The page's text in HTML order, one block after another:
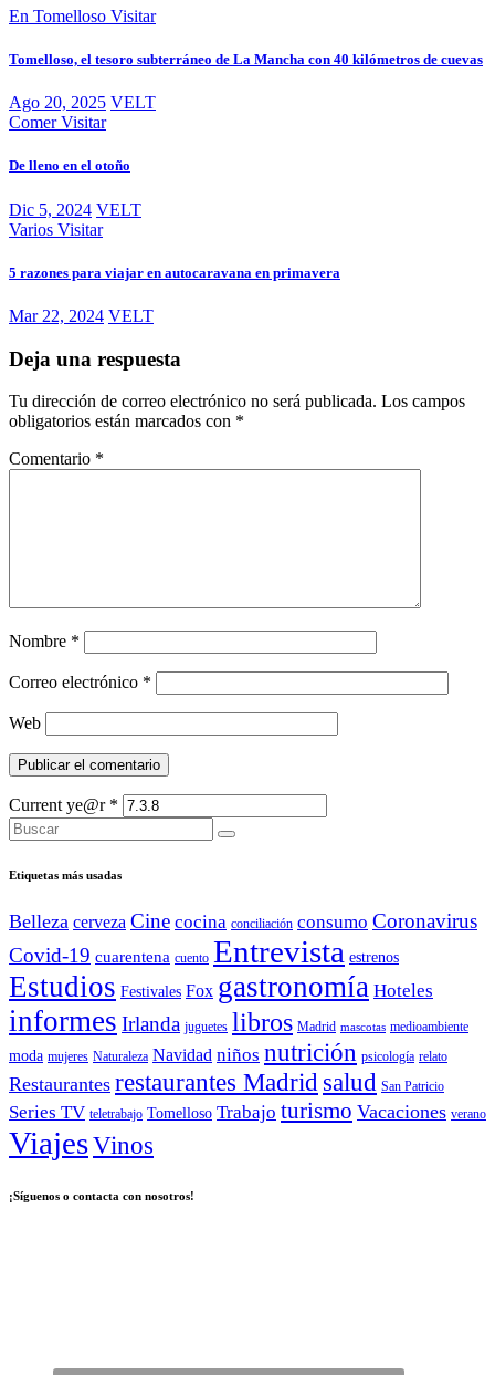
En Tomelloso Visitar
Tomelloso, el tesoro subterráneo de La Mancha con 40 kilómetros de cuevas
Ago 20, 2025 VELT
ComerVisitar
De lleno en el otoño
Dic 5, 2024 VELT
Varios Visitar
5 razones para viajar en autocaravana en primavera
Mar 22, 2024 VELT
Deja una respuesta
Tu dirección de correo electrónico no será publicada. Los campos
obligatorios están marcados con *
Comentario *
Nombre *
Correo electrónico *
Web
Current ye@r *
Etiquetas más usadas
Belleza cerveza Cine cocina conciliación consumo Coronavirus
Covid-19 cuarentena cuento Entrevista estrenos
Estudios Festivales Fox gastronomía Hoteles
informes Irlanda juguetes libros Madrid mascotas medioambiente
moda mujeres Naturaleza Navidad niños nutrición psicología relato
Restaurantes restaurantes Madrid salud San Patricio
Series TV teletrabajo Tomelloso Trabajo turismo Vacaciones verano
ViajesVinos
¡Síguenos o contacta con nosotros!